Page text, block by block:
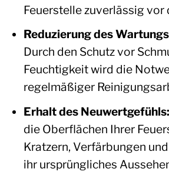
Feuerstelle zuverlässig vor
Reduzierung des
Durch den Schutz vor
Feuchtigkeit wird die
regelmäßiger
Erhalt des Neuwertgefühls:
die Oberflächen Ihrer
Kratzern, Verfärbungen
ihr ursprüngliches